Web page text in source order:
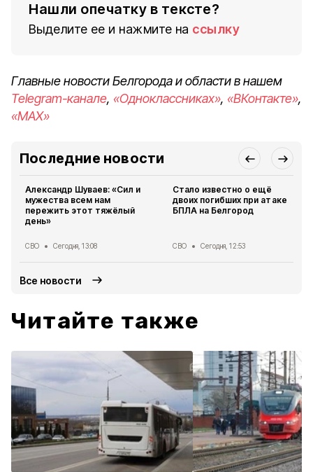
Нашли опечатку в тексте?
Выделите ее и нажмите на ссылку
Главные новости Белгорода и области в нашем
Telegram-канале, «Одноклассниках», «ВКонтакте»,
«MAX»
Последние новости
Александр Шуваев: «Сил и
мужества всем нам
пережить этот тяжёлый
день»
СВО Сегодня, 13:08
Стало известно о ещё
двоих погибших при атаке
БПЛА на Белгород
СВО Сегодня, 12:53
Все новости
Читайте также